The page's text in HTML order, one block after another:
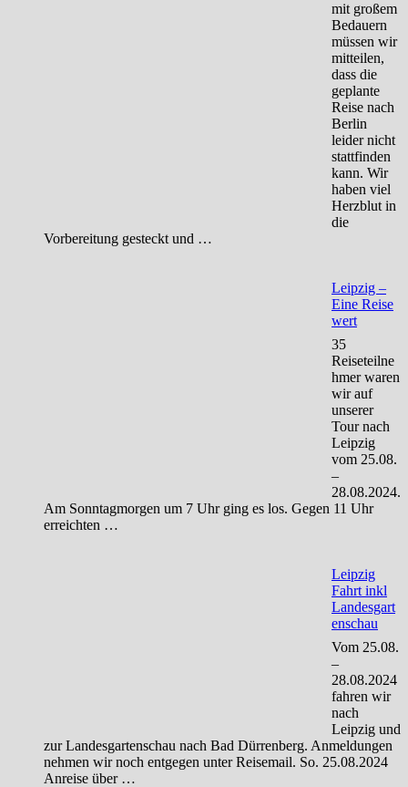
mit großem
Bedauern
müssen wir
mitteilen,
dass die
geplante
Reise nach
Berlin
leider nicht
stattfinden
kann. Wir
haben viel
Herzblut in
die
Vorbereitung gesteckt und …
Leipzig –
Eine Reise
wert
35
Reiseteilne
hmer waren
wir auf
unserer
Tour nach
Leipzig
vom 25.08.
–
28.08.2024.
Am Sonntagmorgen um 7 Uhr ging es los. Gegen 11 Uhr
erreichten …
Leipzig
Fahrt inkl
Landesgart
enschau
Vom 25.08.
–
28.08.2024
fahren wir
nach
Leipzig und
zur Landesgartenschau nach Bad Dürrenberg. Anmeldungen
nehmen wir noch entgegen unter Reisemail. So. 25.08.2024
Anreise über …